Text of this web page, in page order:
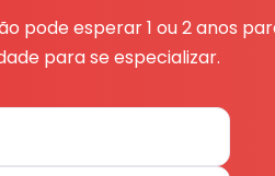
pode esperar 1 ou 2 anos
para se especializar.